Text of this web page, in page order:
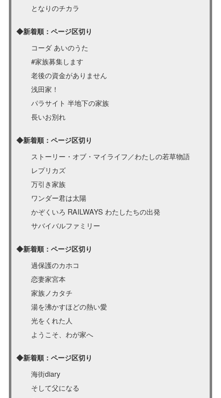
となりのチカラ
◆新着順：ページ区切り
コーダ あいのうた
#家族募集します
老後の資金がありません
浅田家！
パラサイト 半地下の家族
長いお別れ
◆新着順：ページ区切り
ストーリー・オブ・マイライフ／わたしの若草物語
レプリカズ
万引き家族
ワンダー君は太陽
かぞくいろ RAILWAYS わたしたちの出発
サバイバルファミリー
◆新着順：ページ区切り
過保護のカホコ
恋妻家宮本
家族ノカタチ
湯を沸かすほどの熱い愛
光をくれた人
ようこそ、わが家へ
◆新着順：ページ区切り
海街diary
そして父になる